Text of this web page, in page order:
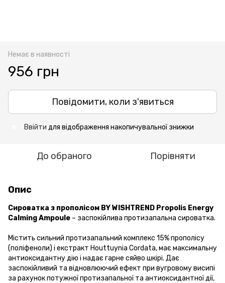
Немає в наявності
956 грн
Повідомити, коли з'явиться
Ввійти для відображення накопичувальної знижки
До обраного Порівняти
Опис
Сироватка з прополісом BY WISHTREND Propolis Energy
Calming Ampoule – заспокійлива протизапальна сироватка.
Містить сильний протизапальний комплекс 15% прополісу
(поліфеноли) і екстракт Houttuynia Cordata, має максимальну
антиоксидантну дію і надає гарне сяйво шкірі. Дає
заспокійливий та відновлюючий ефект при вугровому висипі
за рахунок потужної протизапальної та антиоксидантної дії,